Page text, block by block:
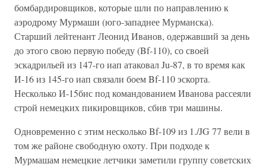
бомбардировщиков, которые шли по направлению к
аэродрому Мурмаши (юго-западнее Мурманска).
Старший лейтенант Леонид Иванов, одержавший за день
до этого свою первую победу (Bf-110), со своей
эскадрильей из 147-го иап атаковал Ju-87, в то время как
И-16 из 145-го иап связали боем Bf-110 эскорта.
Несколько И-15бис под командованием Иванова рассеяли
строй немецких пикировщиков, сбив три машины.
Одновременно с этим несколько Bf-109 из 1./JG 77 вели в
том же районе свободную охоту. При подходе к
Мурмашам немецкие летчики заметили группу советских